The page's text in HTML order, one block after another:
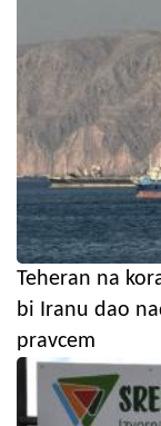
Teheran na
bi Iranu dao
pravcem